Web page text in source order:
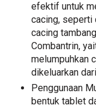
efektif untuk
cacing, seperti
cacing
Combantrin,
melumpuhkan
dikeluarkan
Penggunaan
bentuk tablet